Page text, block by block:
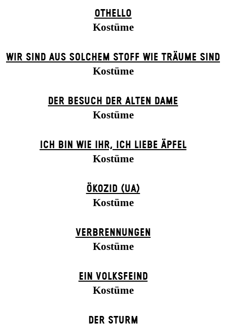
OTHELLO
Kostüme
WIR SIND AUS SOLCHEM STOFF WIE TRÄUME SIND
Kostüme
DER BE­SUCH DER ALT­EN DA­ME
Kostüme
ICH BIN WIE IHR, ICH LIEBE ÄPFEL
Kostüme
ÖKOZID (UA)
Kostüme
VERBRENNUNGEN
Kostüme
EIN VOLKS­FEIND
Kostüme
DER STURM